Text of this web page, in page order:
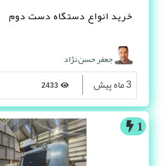
خرید انواع دستگاه دست دوم
جعفر حسن نژاد
3 ماه پیش
1